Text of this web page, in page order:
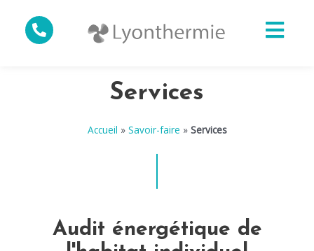
Services
Accueil » Savoir-faire » Services
Audit énergétique de